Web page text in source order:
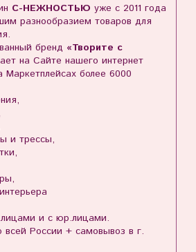
С-НЕЖНОСТЬЮ уже с 2011 года
разнообразием товаров для
бренд «Творите с
на Сайте нашего интернет
Маркетплейсах более 6000
и трессы,
и с юр.лицами.
России + самовывоз в г.